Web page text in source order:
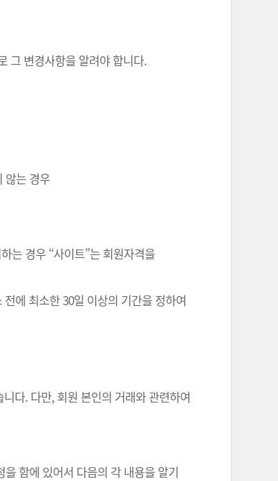
그 변경사항을 알려야 합니다.
않는 경우
는 경우 “사이트”는 회원자격을
에 최소한 30일 이상의 기간을 정하여
다. 다만, 회원 본인의 거래와 관련하여
함에 있어서 다음의 각 내용을 알기